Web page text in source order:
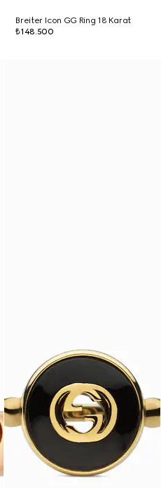
Breiter Icon GG Ring 18 Karat
₺148.500